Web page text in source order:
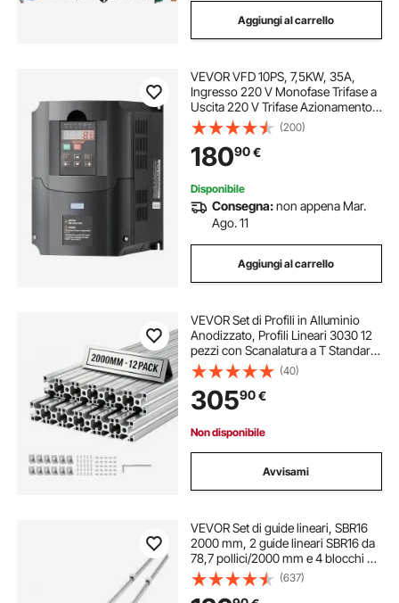
Aggiungi al carrello
VEVOR VFD 10PS, 7,5KW, 35A,
Ingresso 220 V Monofase Trifase a
Uscita 220 V Trifase Azionamento a
Frequenza Variabile, Ingresso 40-
60 Hz, Uscita 0-400 Hz VFD per
Controllo Velocità CNC Motore
Mandrino
(200)
18090€
Disponibile
Consegna:non appena Mar.
Ago. 11
Aggiungi al carrello
VEVOR Set di Profili in Alluminio
Anodizzato, Profili Lineari 3030 12
pezzi con Scanalatura a T Standard
UE, Guida Lineare ad Estruso per
Stampante 3D Banco da Lavoro
CNC Macchina Incisione, Fai da te
(40)
30590€
Non disponibile
Avvisami
VEVOR Set di guide lineari, SBR16
2000 mm, 2 guide lineari SBR16 da
78,7 pollici/2000 mm e 4 blocchi di
scorrimento SBR16UU, guide lineari
e kit cuscinetti per macchine
(637)